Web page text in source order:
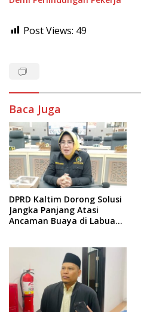
Post Views: 49
Baca Juga
DPRD Kaltim Dorong Solusi
Jangka Panjang Atasi
Ancaman Buaya di Labuan